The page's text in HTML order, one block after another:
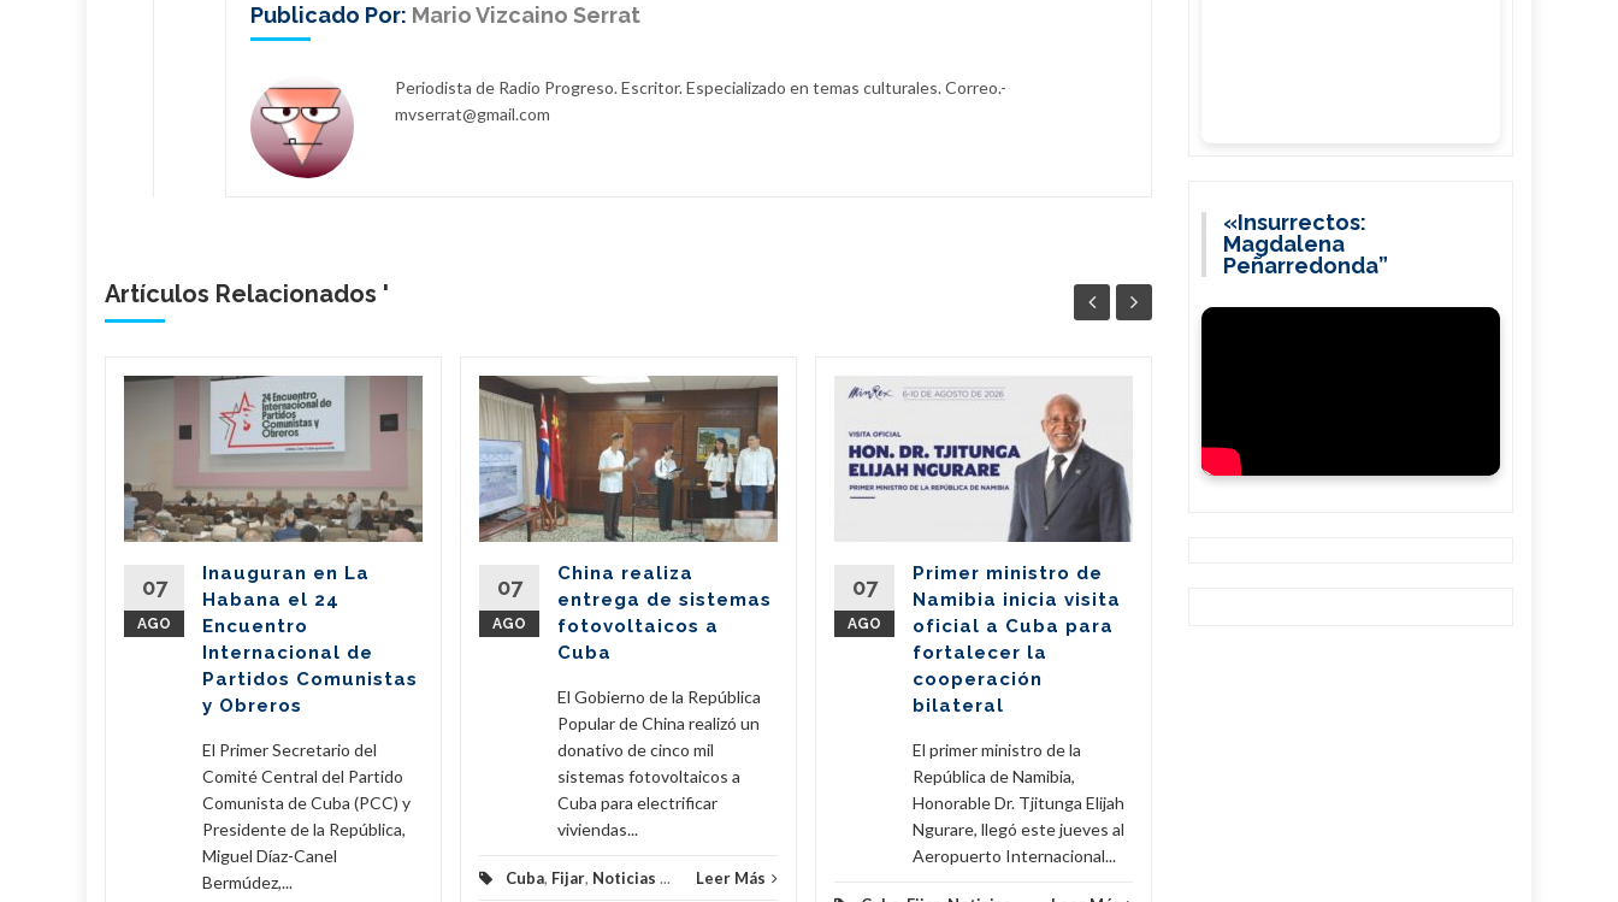
Publicado Por: Mario Vizcaino Serrat
Periodista de Radio Progreso. Escritor. Especializado en temas culturales. Correo.-
mvserrat@gmail.com
Artículos Relacionados '
07
AGO
Inauguran en La
Habana el 24
Encuentro
Internacional de
Partidos Comunistas
y Obreros
El Primer Secretario del
Comité Central del Partido
Comunista de Cuba (PCC) y
Presidente de la República,
Miguel Díaz-Canel
Bermúdez,...
07
AGO
China realiza
entrega de sistemas
fotovoltaicos a
Cuba
El Gobierno de la República
Popular de China realizó un
donativo de cinco mil
sistemas fotovoltaicos a
Cuba para electrificar
viviendas...
Cuba, Fijar, Noticias ... Leer Más
07
AGO
Primer ministro de
Namibia inicia visita
oficial a Cuba para
fortalecer la
cooperación
bilateral
El primer ministro de la
República de Namibia,
Honorable Dr. Tjitunga Elijah
Ngurare, llegó este jueves al
Aeropuerto Internacional...
cosecha dorada en
«Insurrectos:
Magdalena
Peñarredonda”